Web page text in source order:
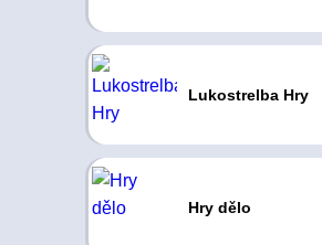
Lukostrelba Hry
Hry dělo